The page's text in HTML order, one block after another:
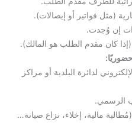
(مثل فواتير أو إيصالات).
إن وُجدت.
(إذا كان مقدم الطلب هو المالك).
لدائرة البلدية أو مراكز
الرسمي.
مالية، إخلاء، نزاع صيانة…